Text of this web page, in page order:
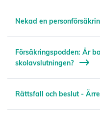
Nekad en
Försäkringspodden: Är
skolavslutningen?
Rättsfall och beslut -